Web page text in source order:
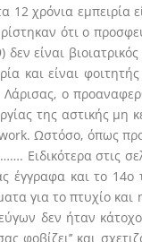
χρόνια
ότι ο
είναι
και είναι
ο
της αστικής μη
Ωστόσο, όπως
Ειδικότερα στις
και το
για το πτυχίο και
δεν ήταν
φοβίζει’’ και